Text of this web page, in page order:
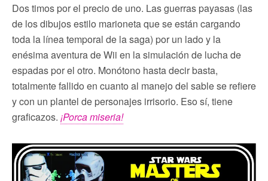
Dos timos por el precio de uno. Las guerras payasas (las
de los dibujos estilo marioneta que se están cargando
toda la línea temporal de la saga) por un lado y la
enésima aventura de Wii en la simulación de lucha de
espadas por el otro. Monótono hasta decir basta,
totalmente fallido en cuanto al manejo del sable se refiere
y con un plantel de personajes irrisorio. Eso sí, tiene
graficazos. ¡Porca miseria!